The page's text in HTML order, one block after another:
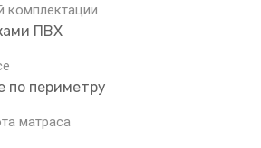
комплектации
ПВХ
по периметру
матраса